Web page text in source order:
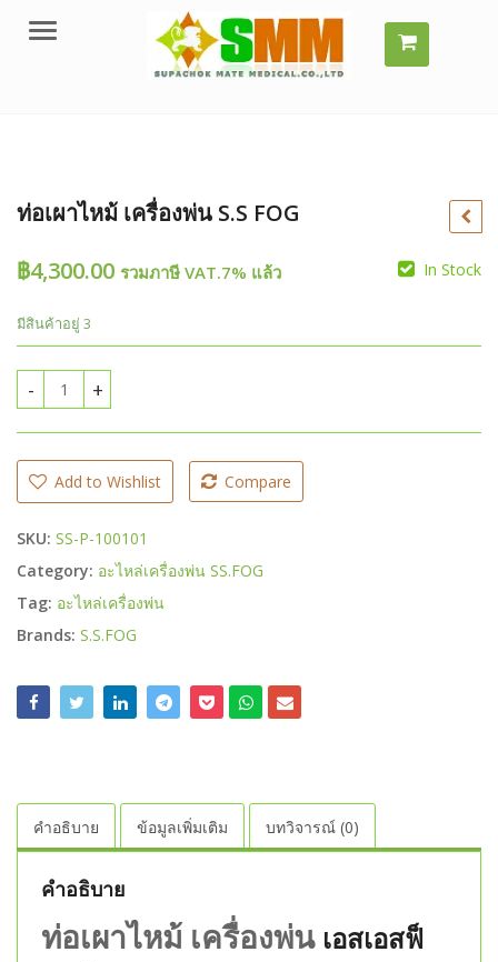
Menu
ท่อเผาไหม้ เครื่องพ่น S.S FOG
฿
฿4,300.00 รวมภาษี VAT.7% แล้ว In Stock
มีสินค้าอยู่ 3
ท่อเผาไหม้ เครื่องพ่น S.S FOG quantity
Add to Wishlist Compare
SKU: SS-P-100101
Category: อะไหล่เครื่องพ่น SS.FOG
Tag: อะไหล่เครื่องพ่น
Brands: S.S.FOG
คำอธิบาย ข้อมูลเพิ่มเติม บทวิจารณ์ (0)
คำอธิบาย
ท่อเผาไหม้ เครื่องพ่น เอสเอสฟ็